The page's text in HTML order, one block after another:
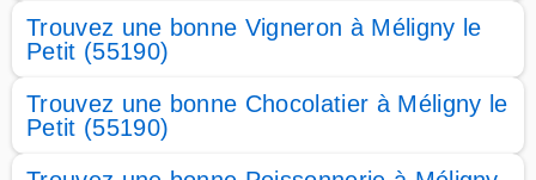
Trouvez une bonne Vigneron à Méligny le
Petit (55190)
Trouvez une bonne Chocolatier à Méligny le
Petit (55190)